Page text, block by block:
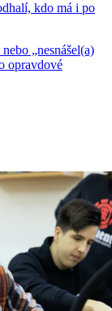
kdo má i po
„nesnášel(a)
opravdové